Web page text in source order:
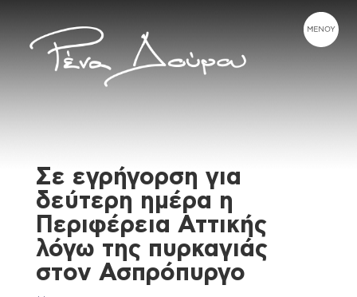
Σε εγρήγορση για
δεύτερη ημέρα η
Περιφέρεια Αττικής
λόγω της πυρκαγιάς
στον Ασπρόπυργο